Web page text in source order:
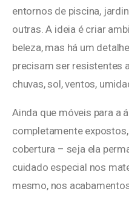
entornos de piscina,
outras. A ideia é criar
beleza, mas há um
precisam ser resistentes
chuvas, sol, ventos,
Ainda que móveis para a
completamente
cobertura – seja ela
cuidado especial nos
mesmo, nos